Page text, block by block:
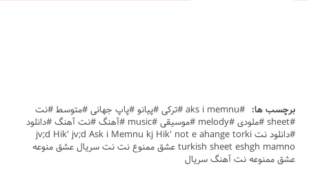
برچسب ها:
#aks i memnu #ترکی #پیانو #پاپ جهانی #متوسط #نت
#sheet #ملودی #melody #موسیقی #music #آهنگ #نت آهنگ #دانلود
#دانلود نت jv;d Hik' jv;d Ask i Memnu kj Hik' not e ahange torki
turkish sheet eshgh mamno عشق ممنوع نت نت سریال عشق منوعه
عشق ممنوعه نت آهنگ سریال